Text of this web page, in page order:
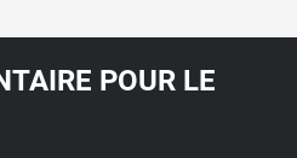
POUR LE